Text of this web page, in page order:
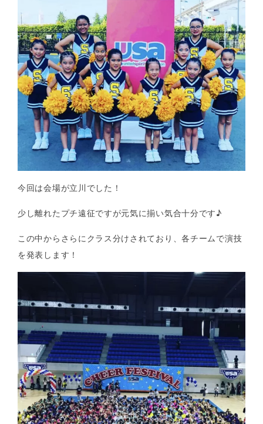
今回は会場が立川でした！
少し離れたプチ遠征ですが元気に揃い気合十分です♪
この中からさらにクラス分けされており、各チームで演技
を発表します！